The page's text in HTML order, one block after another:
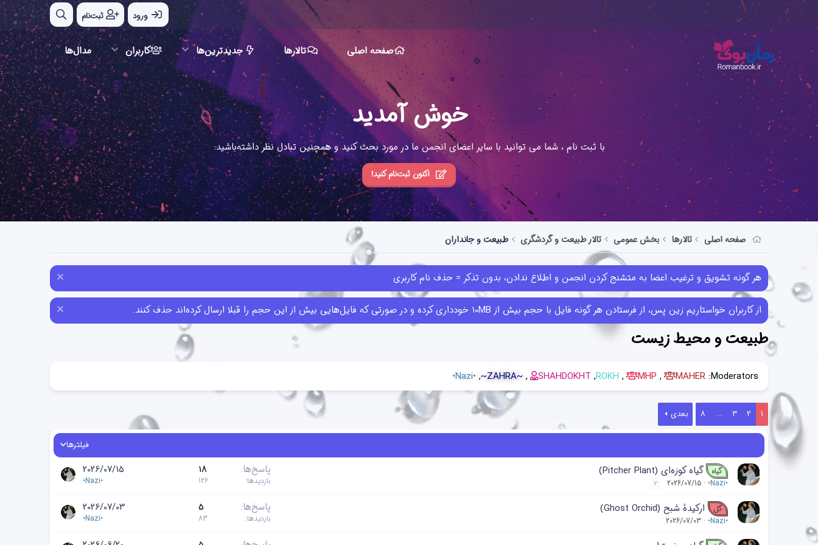
ورود ثبت‌نام
صفحه اصلی تالارها جدیدترین‌ها کاربران مدال‌ها
خوش آمدید
با ثبت نام ، شما می توانید با سایر اعضای انجمن ما در مورد بحث کنید و همچنین تبادل نظر داشته‌باشید.
اکنون ثبت‌نام کنید!
صفحه اصلی تالارها بخش عمومی تالار طبیعت و گردشگری طبیعت و جانداران
هر گونه تشویق و ترغیب اعضا به متشنج کردن انجمن و اطلاع ندادن، بدون تذکر = حذف نام کاربری
از کاربران خواستاریم زین پس، از فرستادن هر گونه فایل با حجم بیش از 10MB خودداری کرده و در صورتی که فایل‌هایی بیش از این حجم را قبلا ارسال کرده‌اند حذف کنند.
طبیعت و محیط زیست
Moderators:
MAHER
MHP
ROKH
SHAHDOKHT
~ZAHRA~
•Nazi•
1
2
3
...
8 بعدی
فیلترها
گیاه گیاه کوزه‌ای (Pitcher Plant)
•Nazi•
2026/07/15
2
پاسخ‌ها 18
بازدیدها 126
2026/07/15
•Nazi•
گل ارکیدهٔ شبح (Ghost Orchid)
•Nazi•
2026/07/03
پاسخ‌ها 5
بازدیدها 83
2026/07/03
•Nazi•